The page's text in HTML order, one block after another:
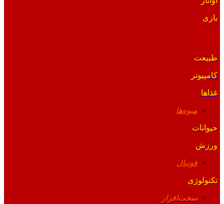
بازی
طبیعت
کامپیوتر
غذاها
میوه‌ها
حیوانات
ورزش
فوتبال
تکنولوژی
سخت‌افزار